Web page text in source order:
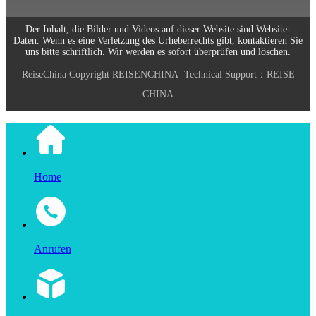
Der Inhalt, die Bilder und Videos auf dieser Website sind Website-
Daten. Wenn es eine Verletzung des Urheberrechts gibt, kontaktieren Sie
uns bitte schriftlich. Wir werden es sofort überprüfen und löschen.
ReiseChinaCopyright REISENCHINA Technical Support： REISE
CHINA
Home
Anrufen